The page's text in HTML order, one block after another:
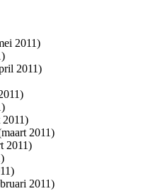
2011)
2011)
2011)
2011)
2011)
2011)